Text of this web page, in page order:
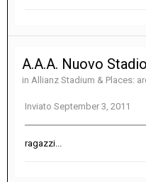
A.A.A. Nuovo
in Allianz Stadium & Places:
Inviato September 3, 2011
ragazzi...